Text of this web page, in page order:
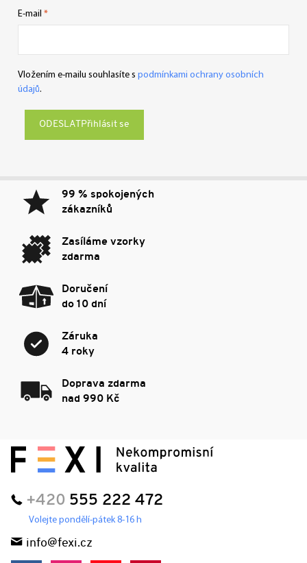
E-mail
Vložením e-mailu souhlasíte s podmínkami ochrany osobních
údajů.
Přihlásit se
99 % spokojených
zákazníků
Zasíláme vzorky
zdarma
Doručení
do 10 dní
Záruka
4 roky
Doprava zdarma
nad 990 Kč
+420 555 222 472
Volejte pondělí-pátek 8-16 h
info@fexi.cz